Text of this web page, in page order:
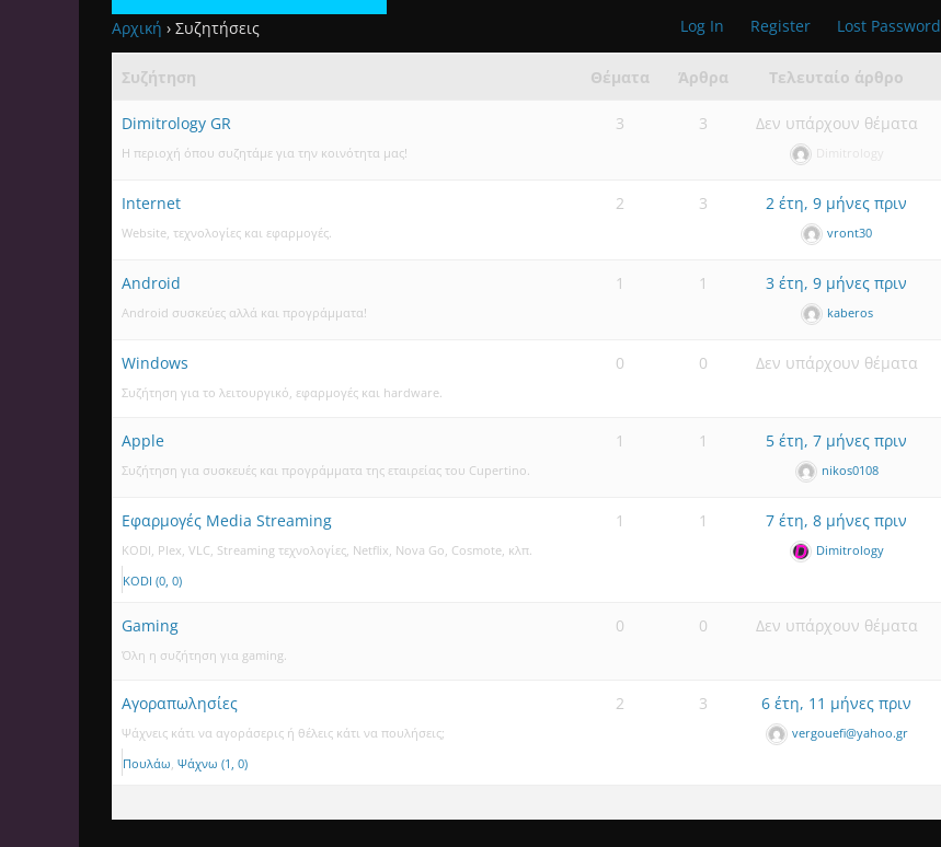
Αρχική › Συζητήσεις Log In Register Lost Password
Συζήτηση Θέματα Άρθρα Τελευταίο άρθρο
Dimitrology GR
Η περιοχή όπου συζητάμε για την κοινότητα μας!
3 3 Δεν υπάρχουν θέματα
Dimitrology
Internet
Website, τεχνολογίες και εφαρμογές.
2 3 2 έτη, 9 μήνες πριν
vront30
Android
Android συσκεύες αλλά και προγράμματα!
1 1 3 έτη, 9 μήνες πριν
kaberos
Windows
Συζήτηση για το λειτουργικό, εφαρμογές και hardware.
0 0 Δεν υπάρχουν θέματα
Apple
Συζήτηση για συσκευές και προγράμματα της εταιρείας του Cupertino.
1 1 5 έτη, 7 μήνες πριν
nikos0108
Εφαρμογές Media Streaming
KODI, Plex, VLC, Streaming τεχνολογίες, Netflix, Nova Go, Cosmote, κλπ.
KODI (0, 0)
1 1 7 έτη, 8 μήνες πριν
Dimitrology
Gaming
Όλη η συζήτηση για gaming.
0 0 Δεν υπάρχουν θέματα
Αγοραπωλησίες
Ψάχνεις κάτι να αγοράσερις ή θέλεις κάτι να πουλήσεις;
Πουλάω Ψάχνω (1, 0)
2 3 6 έτη, 11 μήνες πριν
vergouefi@yahoo.gr